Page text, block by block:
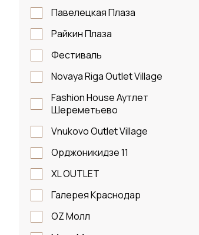
Павелецкая Плаза
Райкин Плаза
Фестиваль
Novaya Riga Outlet Village
Fashion House Аутлет
Шереметьево
Vnukovo Outlet Village
Орджоникидзе 11
XL OUTLET
Галерея Краснодар
OZ Молл